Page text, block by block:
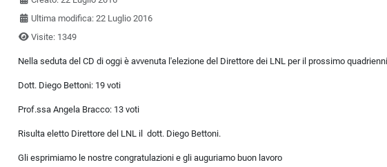
Ultima modifica: 22 Luglio 2016
Visite: 1349
Nella seduta del CD di oggi è avvenuta l'elezione del Direttore dei LNL per il prossimo
Dott. Diego Bettoni: 19 voti
Prof.ssa Angela Bracco: 13 voti
Risulta eletto Direttore del LNL il dott. Diego Bettoni.
Gli esprimiamo le nostre congratulazioni e gli auguriamo buon lavoro